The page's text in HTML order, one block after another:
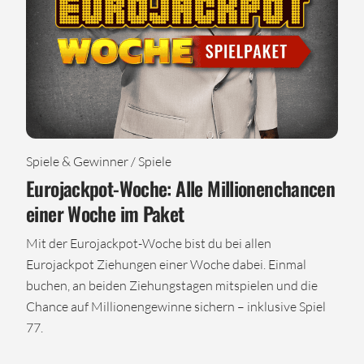
Spiele & Gewinner / Spiele
Eurojackpot-Woche: Alle Millionenchancen
einer Woche im Paket
Mit der Eurojackpot-Woche bist du bei allen
Eurojackpot Ziehungen einer Woche dabei. Einmal
buchen, an beiden Ziehungstagen mitspielen und die
Chance auf Millionengewinne sichern – inklusive Spiel
77.